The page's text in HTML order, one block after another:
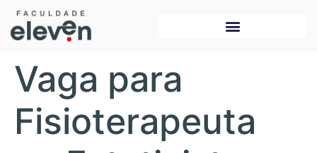
Vaga para
Fisioterapeuta